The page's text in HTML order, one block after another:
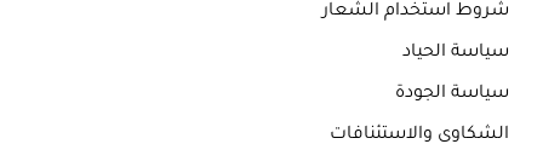
شروط استخدام الشعار
سياسة الحياد
سياسة الجودة
الشكاوى والاستئنافات